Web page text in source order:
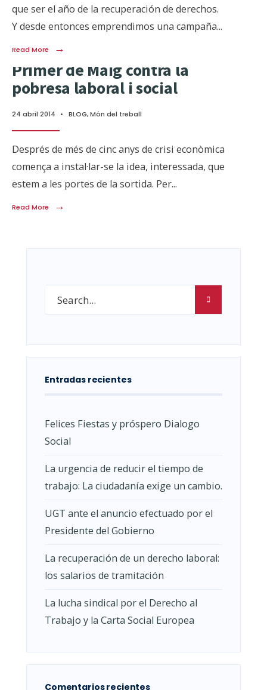
que ser el año de la recuperación de derechos.
Y desde entonces emprendimos una campaña...
Read More →
Primer de Maig contra la
pobresa laboral i social
24 abril 2014 • BLOG,Món del treball
Després de més de cinc anys de crisi econòmica
comença a instal·lar-se la idea, interessada, que
estem a les portes de la sortida. Per...
Read More →
Entradas recientes
Felices Fiestas y próspero Dialogo
Social
La urgencia de reducir el tiempo de
trabajo: La ciudadanía exige un cambio.
UGT ante el anuncio efectuado por el
Presidente del Gobierno
La recuperación de un derecho laboral:
los salarios de tramitación
La lucha sindical por el Derecho al
Trabajo y la Carta Social Europea
Comentarios recientes